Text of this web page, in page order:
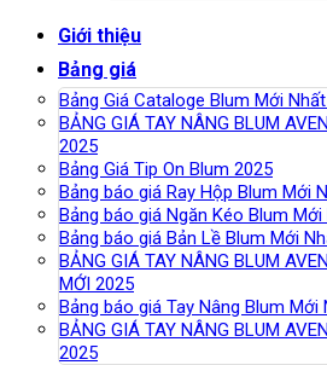
Giới thiệu
Bảng giá
Bảng Giá Cataloge Blum Mới
BẢNG GIÁ TAY NÂNG BLUM
2025
Bảng Giá Tip On Blum 2025
Bảng báo giá Ray Hộp Blum Mới
Bảng báo giá Ngăn Kéo Blum
Bảng báo giá Bản Lề Blum Mới
BẢNG GIÁ TAY NÂNG BLUM
MỚI 2025
Bảng báo giá Tay Nâng Blum Mới
BẢNG GIÁ TAY NÂNG BLUM
2025